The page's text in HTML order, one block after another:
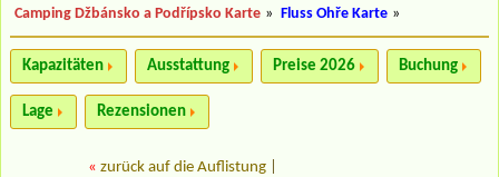
Camping Džbánsko a Podřípsko Karte » Fluss Ohře Karte »
Kapazitäten Ausstattung Preise 2026 Buchung
Lage Rezensionen
« zurück auf die Auflistung